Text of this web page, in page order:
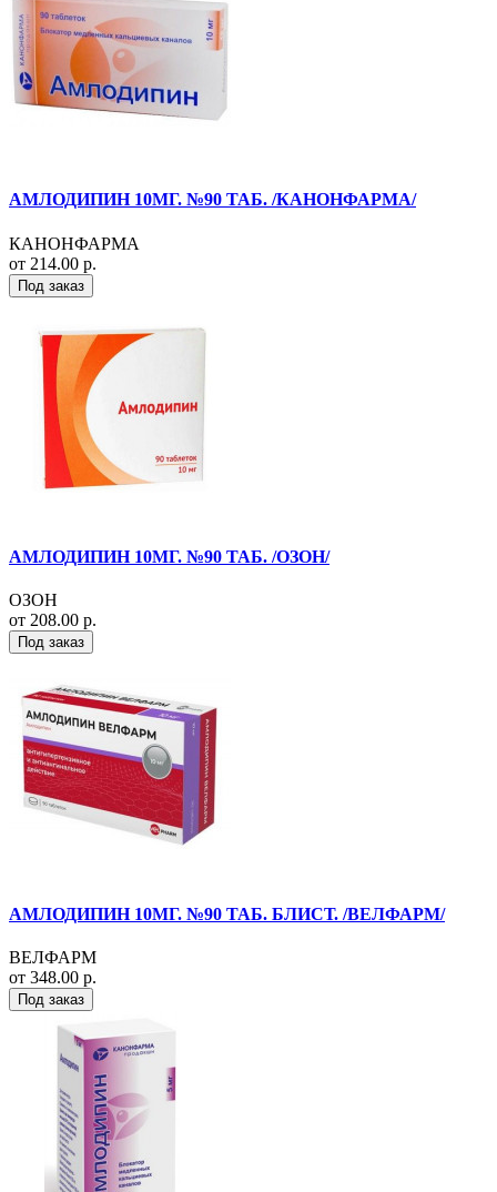
АМЛОДИПИН 10МГ. №90 ТАБ. /КАНОНФАРМА/
КАНОНФАРМА
от 214.00 р.
Под заказ
АМЛОДИПИН 10МГ. №90 ТАБ. /ОЗОН/
ОЗОН
от 208.00 р.
Под заказ
АМЛОДИПИН 10МГ. №90 ТАБ. БЛИСТ. /ВЕЛФАРМ/
ВЕЛФАРМ
от 348.00 р.
Под заказ